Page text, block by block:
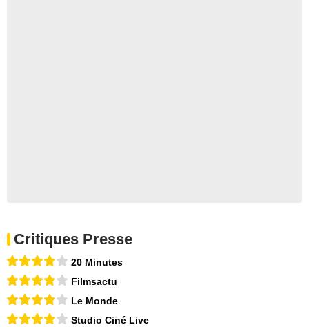
Critiques Presse
20 Minutes
Filmsactu
Le Monde
Studio Ciné Live